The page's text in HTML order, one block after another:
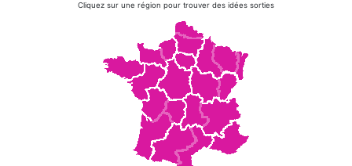
Cliquez sur une région pour trouver des idées sorties